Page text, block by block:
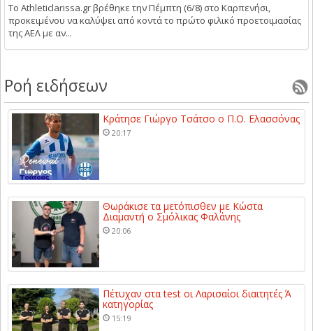
Το Athleticlarissa.gr βρέθηκε την Πέμπτη (6/8) στο Καρπενήσι,
προκειμένου να καλύψει από κοντά το πρώτο φιλικό προετοιμασίας
της ΑΕΛ με αν...
Ροή ειδήσεων
Κράτησε Γιώργο Τσάτσο ο Π.Ο. Ελασσόνας
20:17
Θωράκισε τα μετόπισθεν με Κώστα
Διαμαντή ο Σμόλικας Φαλάνης
20:06
Πέτυχαν στα test οι Λαρισαίοι διαιτητές Ά
κατηγορίας
15:19